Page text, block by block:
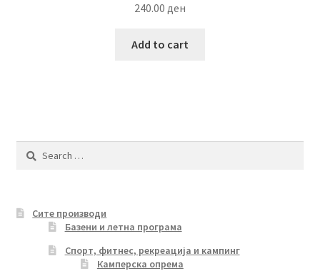
240.00 ден
Add to cart
Search
Сите производи
Базени и летна програма
Спорт, фитнес, рекреација и кампинг
Камперска опрема